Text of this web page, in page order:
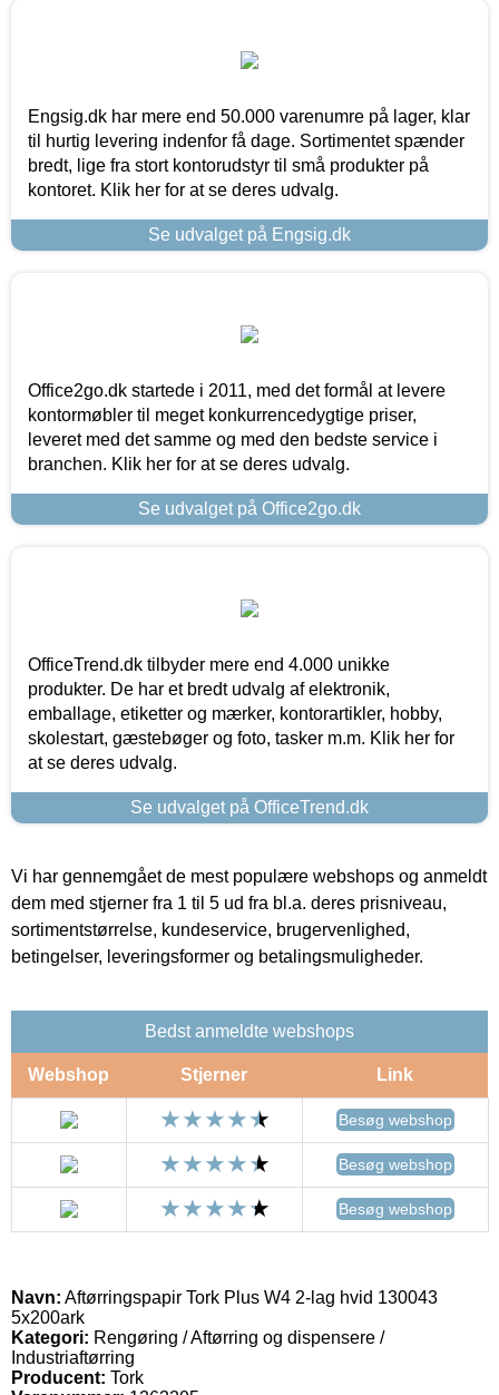
Engsig.dk har mere end 50.000 varenumre på lager, klar
til hurtig levering indenfor få dage. Sortimentet spænder
bredt, lige fra stort kontorudstyr til små produkter på
kontoret. Klik her for at se deres udvalg.
Se udvalget på Engsig.dk
Office2go.dk startede i 2011, med det formål at levere
kontormøbler til meget konkurrencedygtige priser,
leveret med det samme og med den bedste service i
branchen. Klik her for at se deres udvalg.
Se udvalget på Office2go.dk
OfficeTrend.dk tilbyder mere end 4.000 unikke
produkter. De har et bredt udvalg af elektronik,
emballage, etiketter og mærker, kontorartikler, hobby,
skolestart, gæstebøger og foto, tasker m.m. Klik her for
at se deres udvalg.
Se udvalget på OfficeTrend.dk
Vi har gennemgået de mest populære webshops og anmeldt
dem med stjerner fra 1 til 5 ud fra bl.a. deres prisniveau,
sortimentstørrelse, kundeservice, brugervenlighed,
betingelser, leveringsformer og betalingsmuligheder.
Bedst anmeldte webshops
Webshop Stjerner Link
Besøg webshop
Besøg webshop
Besøg webshop
Navn: Aftørringspapir Tork Plus W4 2-lag hvid 130043
5x200ark
Kategori: Rengøring / Aftørring og dispensere /
Industriaftørring
Producent: Tork